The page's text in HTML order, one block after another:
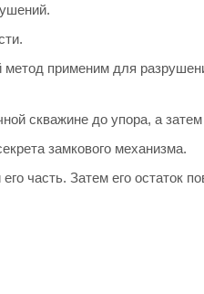
применим для
скважине до упора, а затем
замкового механизма.
часть. Затем его остаток